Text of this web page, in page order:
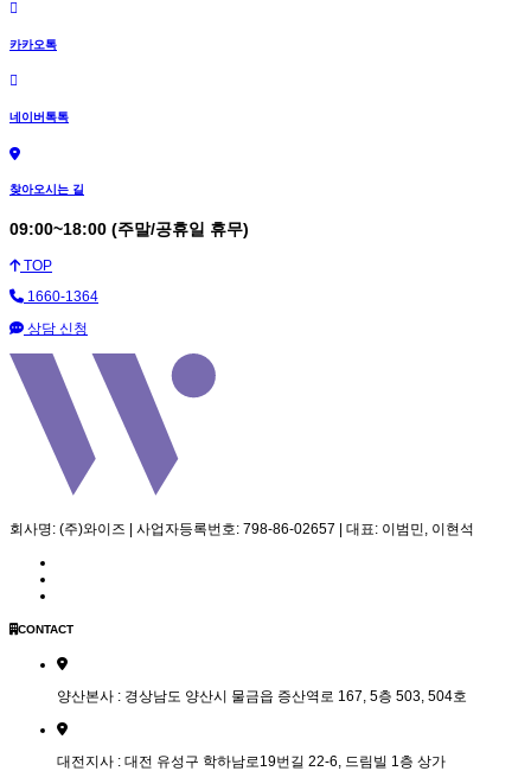
카카오톡
네이버톡톡
찾아오시는 길
09:00~18:00 (주말/공휴일 휴무)
TOP
1660-1364
상담 신청
회사명: (주)와이즈 | 사업자등록번호: 798-86-02657 | 대표: 이범민, 이현석
CONTACT
양산본사 : 경상남도 양산시 물금읍 증산역로 167, 5층 503, 504호
대전지사 : 대전 유성구 학하남로19번길 22-6, 드림빌 1층 상가